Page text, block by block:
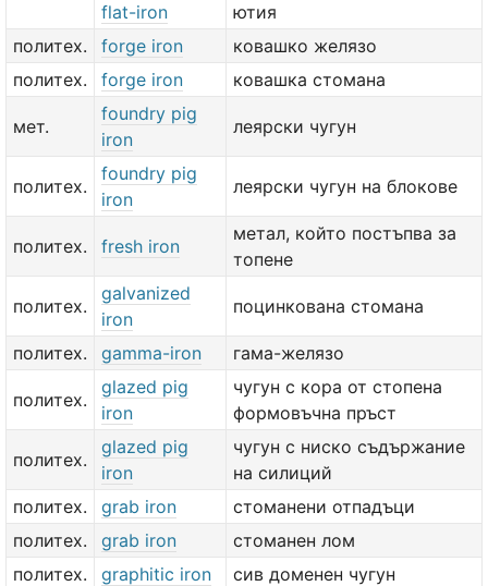
flat-iron
ютия
политех.
forge iron
ковашко желязо
политех.
forge iron ковашка стомана
мет.
foundry pig
iron
леярски чугун
политех.
foundry pig
iron
леярски чугун на блокове
политех. fresh iron
метал, който постъпва за
топене
политех.
galvanized
iron
поцинкована стомана
политех. gamma-iron гама-желязо
политех.
glazed pig
iron
чугун с кора от стопена
формовъчна пръст
политех.
glazed pig
iron
чугун с ниско съдържание
на силиций
политех.
grab iron
стоманени отпадъци
политех.
grab iron
стоманен лом
политех.
graphitic iron
сив доменен чугун